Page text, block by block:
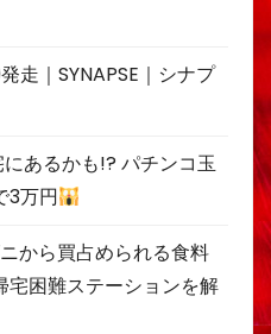
走｜SYNAPSE｜シナプ
にあるかも!? パチンコ玉
3万円
から買占められる食料
宅困難ステーションを解